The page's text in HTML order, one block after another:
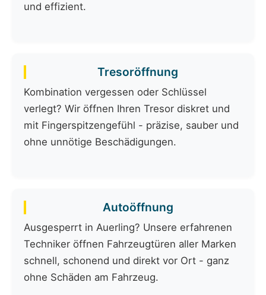
und effizient.
Tresoröffnung
Kombination vergessen oder Schlüssel
verlegt? Wir öffnen Ihren Tresor diskret und
mit Fingerspitzengefühl - präzise, sauber und
ohne unnötige Beschädigungen.
Autoöffnung
Ausgesperrt in Auerling? Unsere erfahrenen
Techniker öffnen Fahrzeugtüren aller Marken
schnell, schonend und direkt vor Ort - ganz
ohne Schäden am Fahrzeug.